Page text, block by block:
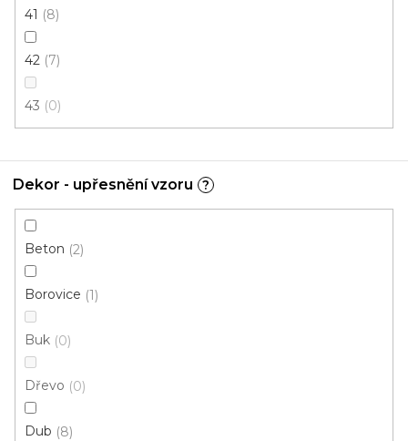
41 8
42 7
43 0
Dekor - upřesnění vzoru ?
Beton 2
Borovice 1
Buk 0
Dřevo 0
Dub 8
Fix 30 (lepená)